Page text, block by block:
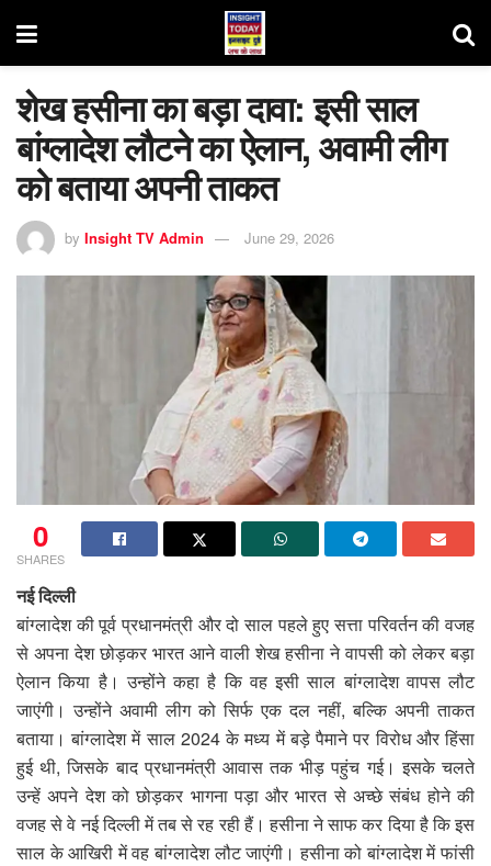
शेख हसीना का बड़ा दावा: इसी साल
बांग्लादेश लौटने का ऐलान, अवामी लीग
को बताया अपनी ताकत
by Insight TV Admin June 29, 2026
0
SHARES
नई दिल्ली
बांग्लादेश की पूर्व प्रधानमंत्री और दो साल पहले हुए सत्ता परिवर्तन की वजह
से अपना देश छोड़कर भारत आने वाली शेख हसीना ने वापसी को लेकर बड़ा
ऐलान किया है। उन्होंने कहा है कि वह इसी साल बांग्लादेश वापस लौट
जाएंगी। उन्होंने अवामी लीग को सिर्फ एक दल नहीं, बल्कि अपनी ताकत
बताया। बांग्लादेश में साल 2024 के मध्य में बड़े पैमाने पर विरोध और हिंसा
हुई थी, जिसके बाद प्रधानमंत्री आवास तक भीड़ पहुंच गई। इसके चलते
उन्हें अपने देश को छोड़कर भागना पड़ा और भारत से अच्छे संबंध होने की
वजह से वे नई दिल्ली में तब से रह रही हैं। हसीना ने साफ कर दिया है कि इस
साल के आखिरी में वह बांग्लादेश लौट जाएंगी। हसीना को बांग्लादेश में फांसी